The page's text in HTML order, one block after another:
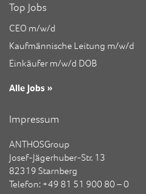
Top Jobs
CEO m/w/d
Kaufmännische Leitung m/w/d
Einkäufer m/w/d DOB
Alle Jobs »
Impressum
ANTHOSGroup
Josef-Jägerhuber-Str. 13
82319 Starnberg
Telefon: +49 81 51 900 80 – 0